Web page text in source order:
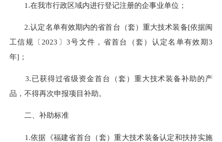
1.在我市行政区域内进行登记注册的企事业单位；
2.认定名单有效期内的省首台（套）重大技术装备[依据闽
工信规〔2023〕3号文件，省首台（套）认定名单有效期3
年]；
3.已获得过省级资金首台（套）重大技术装备补助的产
品，不得再次申报项目补助。
二、补助标准
1.依据《福建省首台（套）重大技术装备认定和扶持实施